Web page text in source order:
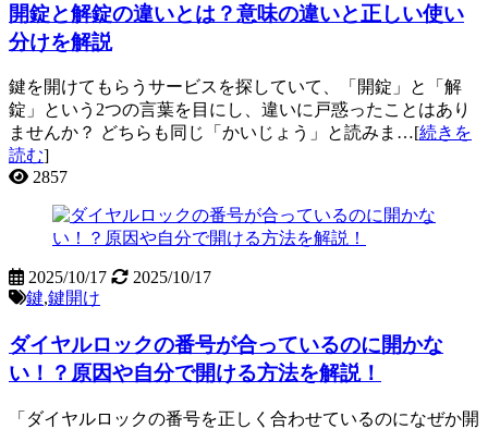
開錠と解錠の違いとは？意味の違いと正しい使い
分けを解説
鍵を開けてもらうサービスを探していて、「開錠」と「解
錠」という2つの言葉を目にし、違いに戸惑ったことはあり
ませんか？ どちらも同じ「かいじょう」と読みま…[続きを
読む]
2857
2025/10/17
2025/10/17
鍵,鍵開け
ダイヤルロックの番号が合っているのに開かな
い！？原因や自分で開ける方法を解説！
「ダイヤルロックの番号を正しく合わせているのになぜか開